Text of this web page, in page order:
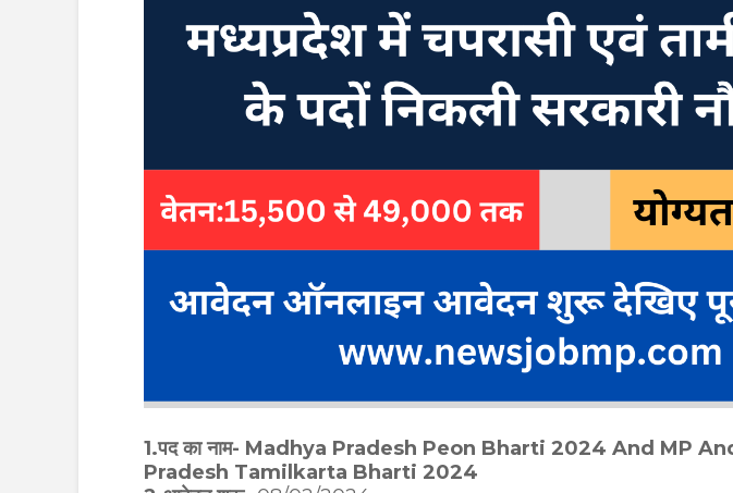
1.पद का नाम- Madhya Pradesh Peon Bharti 2024 And MP
Pradesh Tamilkarta Bharti 2024